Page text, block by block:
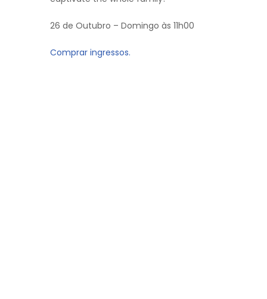
26 de Outubro – Domingo às 11h00
Comprar ingressos.